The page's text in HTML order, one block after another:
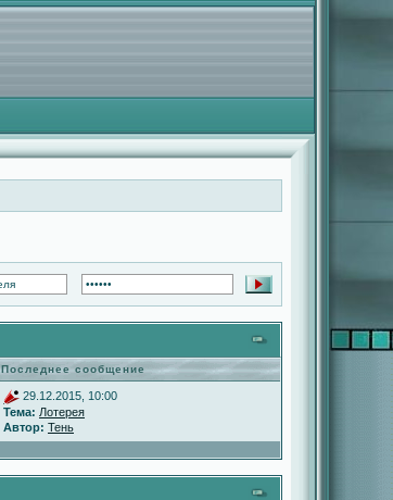
Последнее сообщение
29.12.2015, 10:00
Тема: Лотерея
Автор: Тень